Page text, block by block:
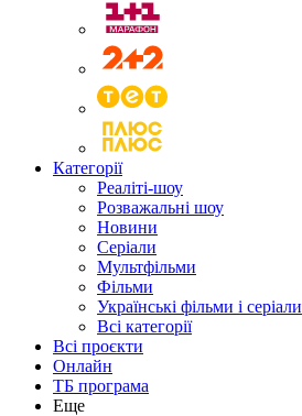
Категорії
Реаліті-шоу
Розважальні шоу
Новини
Серіали
Мультфільми
Фільми
Українські фільми і серіали
Всі категорії
Всі проєкти
Онлайн
ТБ програма
Еще